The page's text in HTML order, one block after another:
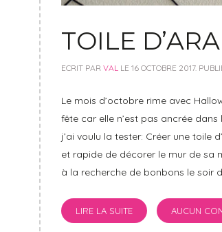
TOILE
ECRIT PAR VAL LE 16 OCTOBRE 2017.
Le mois d’octobre rime avec
fête car elle n’est pas ancrée dans
j’ai voulu la tester: Créer une toile
et rapide de décorer le mur de sa
à la recherche de bonbons le soir
LIRE LA SUITE AUCUN